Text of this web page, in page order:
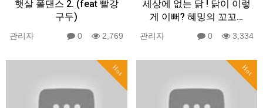
햇살 폴댄스 2. (feat 빨강
구두)
관리자 0 2,769
세상에 없는 닭 ! 닭이 이렇
게 이뻐? 혜밍의 꼬꼬…
관리자 0 3,334
Hot Hot